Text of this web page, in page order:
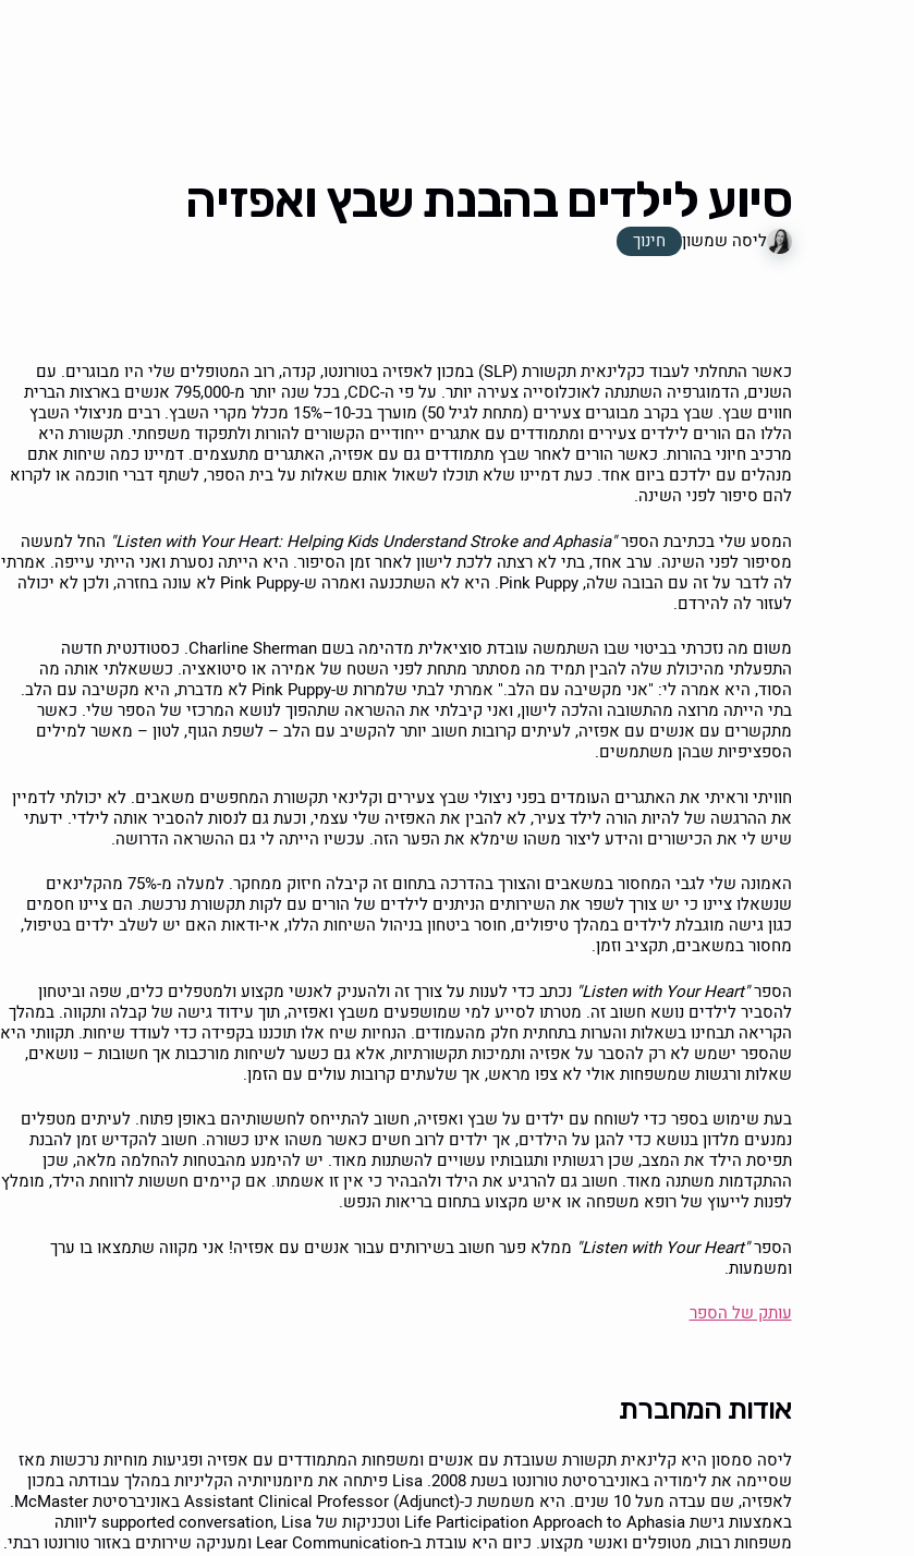
סיוע לילדים בהבנת שבץ ואפזיה
ליסה שמשון חינוך
כאשר התחלתי לעבוד כקלינאית תקשורת (SLP) במכון לאפזיה בטורונטו, קנדה, רוב המטופלים שלי היו מבוגרים. עם
השנים, הדמוגרפיה השתנתה לאוכלוסייה צעירה יותר. על פי ה-CDC, בכל שנה יותר מ-795,000 אנשים בארצות הברית
חווים שבץ. שבץ בקרב מבוגרים צעירים (מתחת לגיל 50) מוערך בכ-10–15% מכלל מקרי השבץ. רבים מניצולי השבץ
הללו הם הורים לילדים צעירים ומתמודדים עם אתגרים ייחודיים הקשורים להורות ולתפקוד משפחתי. תקשורת היא
מרכיב חיוני בהורות. כאשר הורים לאחר שבץ מתמודדים גם עם אפזיה, האתגרים מתעצמים. דמיינו כמה שיחות אתם
מנהלים עם ילדכם ביום אחד. כעת דמיינו שלא תוכלו לשאול אותם שאלות על בית הספר, לשתף דברי חוכמה או לקרוא
להם סיפור לפני השינה.
המסע שלי בכתיבת הספר"Listen with Your Heart: Helping Kids Understand Stroke and Aphasia"
החל למעשה
מסיפור לפני השינה. ערב אחד, בתי לא רצתה ללכת לישון לאחר זמן הסיפור. היא הייתה נסערת ואני הייתי עייפה. אמרתי
לה לדבר על זה עם הבובה שלה, Pink Puppy. היא לא השתכנעה ואמרה ש-Pink Puppy לא עונה בחזרה, ולכן לא יכולה
לעזור לה להירדם.
משום מה נזכרתי בביטוי שבו השתמשה עובדת סוציאלית מדהימה בשם Charline Sherman. כסטודנטית חדשה
התפעלתי מהיכולת שלה להבין תמיד מה מסתתר מתחת לפני השטח של אמירה או סיטואציה. כששאלתי אותה מה
הסוד, היא אמרה לי: "אני מקשיבה עם הלב." אמרתי לבתי שלמרות ש-Pink Puppy לא מדברת, היא מקשיבה עם הלב.
בתי הייתה מרוצה מהתשובה והלכה לישון, ואני קיבלתי את ההשראה שתהפוך לנושא המרכזי של הספר שלי. כאשר
מתקשרים עם אנשים עם אפזיה, לעיתים קרובות חשוב יותר להקשיב עם הלב – לשפת הגוף, לטון – מאשר למילים
הספציפיות שבהן משתמשים.
חוויתי וראיתי את האתגרים העומדים בפני ניצולי שבץ צעירים וקלינאי תקשורת המחפשים משאבים. לא יכולתי לדמיין
את ההרגשה של להיות הורה לילד צעיר, לא להבין את האפזיה שלי עצמי, וכעת גם לנסות להסביר אותה לילדי. ידעתי
שיש לי את הכישורים והידע ליצור משהו שימלא את הפער הזה. עכשיו הייתה לי גם ההשראה הדרושה.
האמונה שלי לגבי המחסור במשאבים והצורך בהדרכה בתחום זה קיבלה חיזוק ממחקר. למעלה מ-75% מהקלינאים
שנשאלו ציינו כי יש צורך לשפר את השירותים הניתנים לילדים של הורים עם לקות תקשורת נרכשת. הם ציינו חסמים
כגון גישה מוגבלת לילדים במהלך טיפולים, חוסר ביטחון בניהול השיחות הללו, אי-ודאות האם יש לשלב ילדים בטיפול,
מחסור במשאבים, תקציב וזמן.
הספר"Listen with Your Heart"
נכתב כדי לענות על צורך זה ולהעניק לאנשי מקצוע ולמטפלים כלים, שפה וביטחון
להסביר לילדים נושא חשוב זה. מטרתו לסייע למי שמושפעים משבץ ואפזיה, תוך עידוד גישה של קבלה ותקווה. במהלך
הקריאה תבחינו בשאלות והערות בתחתית חלק מהעמודים. הנחיות שיח אלו תוכננו בקפידה כדי לעודד שיחות. תקוותי היא
שהספר ישמש לא רק להסבר על אפזיה ותמיכות תקשורתיות, אלא גם כשער לשיחות מורכבות אך חשובות – נושאים,
שאלות ורגשות שמשפחות אולי לא צפו מראש, אך שלעתים קרובות עולים עם הזמן.
בעת שימוש בספר כדי לשוחח עם ילדים על שבץ ואפזיה, חשוב להתייחס לחששותיהם באופן פתוח. לעיתים מטפלים
נמנעים מלדון בנושא כדי להגן על הילדים, אך ילדים לרוב חשים כאשר משהו אינו כשורה. חשוב להקדיש זמן להבנת
תפיסת הילד את המצב, שכן רגשותיו ותגובותיו עשויים להשתנות מאוד. יש להימנע מהבטחות להחלמה מלאה, שכן
ההתקדמות משתנה מאוד. חשוב גם להרגיע את הילד ולהבהיר כי אין זו אשמתו. אם קיימים חששות לרווחת הילד, מומלץ
לפנות לייעוץ של רופא משפחה או איש מקצוע בתחום בריאות הנפש.
הספר"Listen with Your Heart"
ממלא פער חשוב בשירותים עבור אנשים עם אפזיה! אני מקווה שתמצאו בו ערך
ומשמעות.
עותק של הספר
אודות המחברת
ליסה סמסון היא קלינאית תקשורת שעובדת עם אנשים ומשפחות המתמודדים עם אפזיה ופגיעות מוחיות נרכשות מאז
שסיימה את לימודיה באוניברסיטת טורונטו בשנת 2008. Lisa פיתחה את מיומנויותיה הקליניות במהלך עבודתה במכון
לאפזיה, שם עבדה מעל 10 שנים. היא משמשת כ-Assistant Clinical Professor (Adjunct) באוניברסיטת McMaster.
באמצעות גישת Life Participation Approach to Aphasia וטכניקות של supported conversation, Lisa ליוותה
משפחות רבות, מטופלים ואנשי מקצוע. כיום היא עובדת ב-Lear Communication ומעניקה שירותים באזור טורונטו רבתי.